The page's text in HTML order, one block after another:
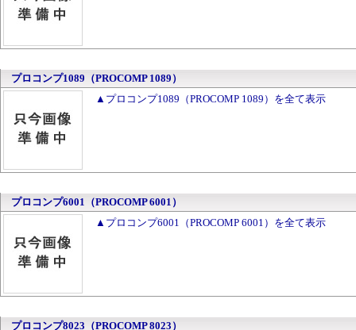
プロコンプ1089（PROCOMP 1089）
▲プロコンプ1089（PROCOMP 1089）を全て表示
プロコンプ6001（PROCOMP 6001）
▲プロコンプ6001（PROCOMP 6001）を全て表示
プロコンプ8023（PROCOMP 8023）